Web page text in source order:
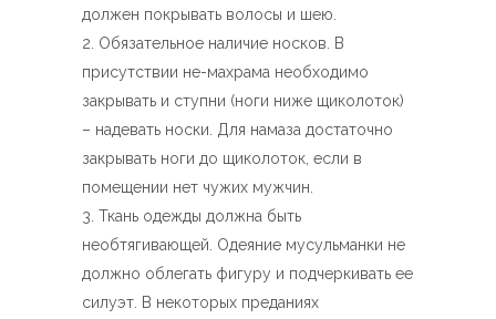
должен покрывать волосы и шею.
Обязательное наличие носков. В
присутствии не-махрама необходимо
закрывать и ступни (ноги ниже щиколоток)
– надевать носки. Для намаза достаточно
закрывать ноги до щиколоток, если в
помещении нет чужих мужчин.
Ткань одежды должна быть
необтягивающей. Одеяние мусульманки не
должно облегать фигуру и подчеркивать ее
силуэт. В некоторых преданиях